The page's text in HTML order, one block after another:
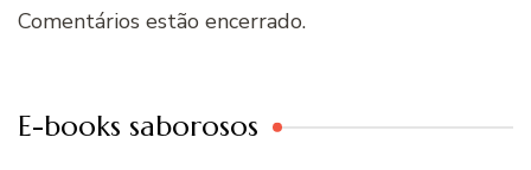
Comentários estão encerrado.
E-books saborosos